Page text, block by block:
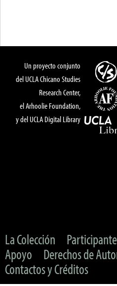
Un proyecto conjunto
del UCLA Chicano Studies
Research Center,
el Arhoolie Foundation,
y del UCLA Digital Library
La Colección
Apoyo
Derechos de
Contactos y Créditos